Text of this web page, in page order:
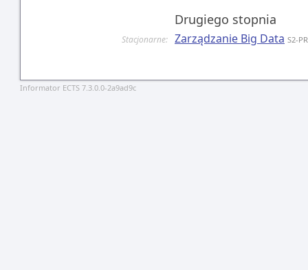
Drugiego stopnia
Stacjonarne: Zarządzanie Big Data S2-
Informator ECTS 7.3.0.0-2a9ad9c